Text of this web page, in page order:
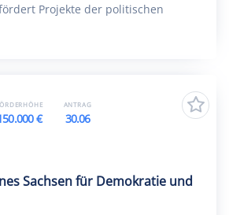
Projekte der politischen
Sachsen für Demokratie und
€
ANTRAG
30.06